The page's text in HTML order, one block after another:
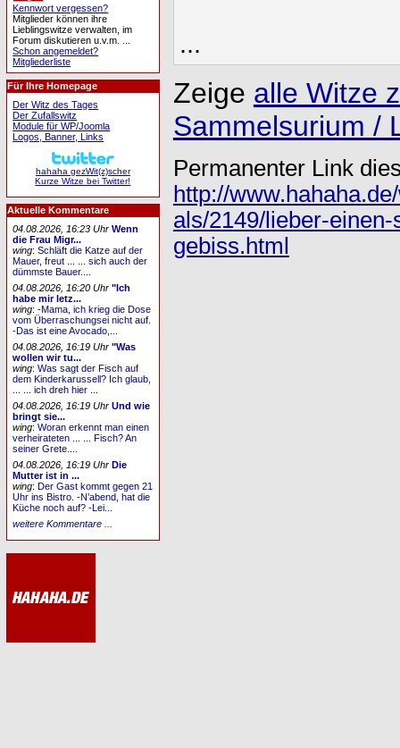
...
Zeige alle Witze
Sammelsurium /
Permanenter Link
http://
als/2149/lieber-
gebiss.html
Kennwort vergessen?
Mitglieder können ihre
Lieblingswitze verwalten, im
Forum diskutieren u.v.m. ...
Schon angemeldet?
Mitgliederliste
Für Ihre Homepage
Der Witz des Tages
Der Zufallswitz
Module für WP/Joomla
Logos, Banner, Links
hahaha gezWit(z)scher
Kurze Witze bei Twitter!
Aktuelle Kommentare
04.08.2026, 16:23 Uhr Wenn
die Frau Migr...
wing:Schläft die Katze auf der
Mauer, freut ... ... sich auch der
dümmste Bauer....
04.08.2026, 16:20 Uhr "Ich
habe mir letz...
wing:-Mama, ich krieg die Dose
vom Überraschungsei nicht auf.
-Das ist eine Avocado,...
04.08.2026, 16:19 Uhr "Was
wollen wir tu...
wing:Was sagt der Fisch auf
dem Kinderkarussell? Ich glaub,
... ... ich dreh hier ...
04.08.2026, 16:19 Uhr Und wie
bringt sie...
wing:Woran erkennt man einen
verheirateten ... ... Fisch? An
seiner Grete....
04.08.2026, 16:19 Uhr Die
Mutter ist in ...
wing:Der Gast kommt gegen 21
Uhr ins Bistro. -N’abend, hat die
Küche noch auf? -Lei...
weitere Kommentare ...